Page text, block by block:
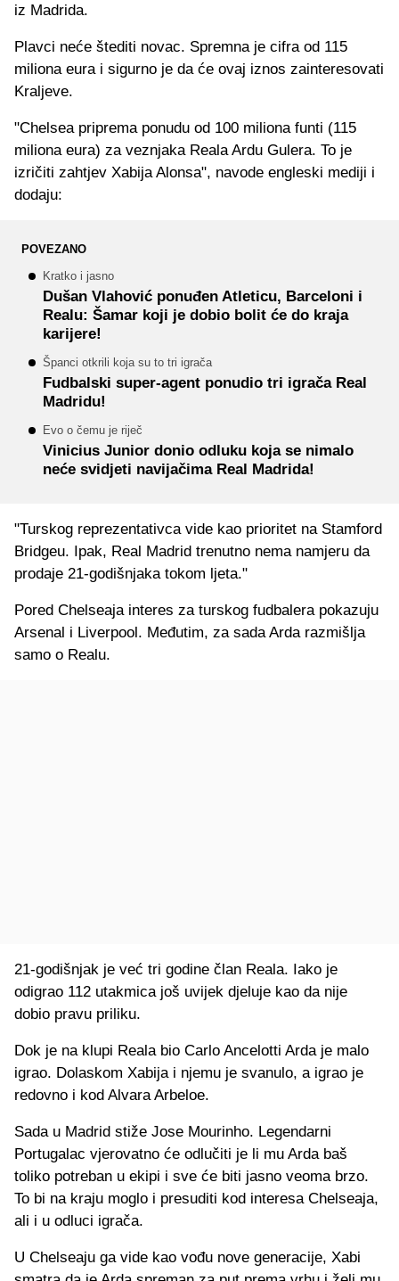
iz Madrida.
Plavci neće štediti novac. Spremna je cifra od 115
miliona eura i sigurno je da će ovaj iznos zainteresovati
Kraljeve.
"Chelsea priprema ponudu od 100 miliona funti (115
miliona eura) za veznjaka Reala Ardu Gulera. To je
izričiti zahtjev Xabija Alonsa", navode engleski mediji i
dodaju:
POVEZANO
Kratko i jasno
Dušan Vlahović ponuđen Atleticu, Barceloni i
Realu: Šamar koji je dobio bolit će do kraja
karijere!
Španci otkrili koja su to tri igrača
Fudbalski super-agent ponudio tri igrača Real
Madridu!
Evo o čemu je riječ
Vinicius Junior donio odluku koja se nimalo
neće svidjeti navijačima Real Madrida!
"Turskog reprezentativca vide kao prioritet na Stamford
Bridgeu. Ipak, Real Madrid trenutno nema namjeru da
prodaje 21-godišnjaka tokom ljeta."
Pored Chelseaja interes za turskog fudbalera pokazuju
Arsenal i Liverpool. Međutim, za sada Arda razmišlja
samo o Realu.
21-godišnjak je već tri godine član Reala. Iako je
odigrao 112 utakmica još uvijek djeluje kao da nije
dobio pravu priliku.
Dok je na klupi Reala bio Carlo Ancelotti Arda je malo
igrao. Dolaskom Xabija i njemu je svanulo, a igrao je
redovno i kod Alvara Arbeloe.
Sada u Madrid stiže Jose Mourinho. Legendarni
Portugalac vjerovatno će odlučiti je li mu Arda baš
toliko potreban u ekipi i sve će biti jasno veoma brzo.
To bi na kraju moglo i presuditi kod interesa Chelseaja,
ali i u odluci igrača.
U Chelseaju ga vide kao vođu nove generacije, Xabi